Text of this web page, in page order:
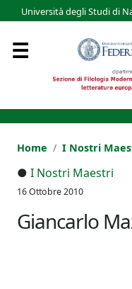
Università degli Studi di
Home I Nostri
● I Nostri Maestri
16 Ottobre 2010
Giancarlo